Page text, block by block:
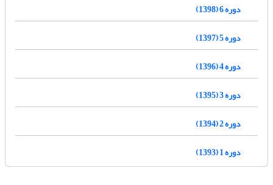
دوره 6 (1398)
دوره 5 (1397)
دوره 4 (1396)
دوره 3 (1395)
دوره 2 (1394)
دوره 1 (1393)